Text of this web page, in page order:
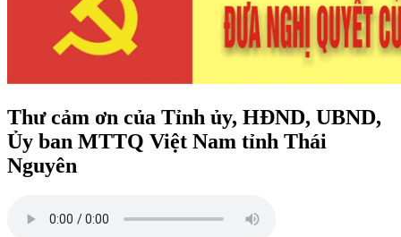
Thư cảm ơn của Tỉnh ủy, HĐND, UBND,
Ủy ban MTTQ Việt Nam tỉnh Thái
Nguyên